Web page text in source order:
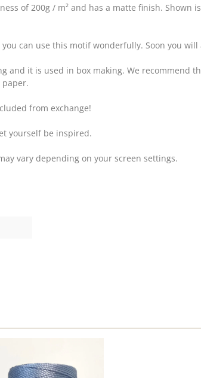
of 200g / m² and has a matte finish. Shown
can use this motif wonderfully. Soon you
it is used in box making. We recommend
from exchange!
yourself be inspired.
vary depending on your screen settings.